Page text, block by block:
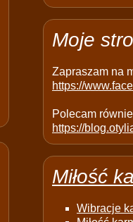
p
y
Moje
Zapraszam na
https://
Polecam
https://
Miłość
Wibracje